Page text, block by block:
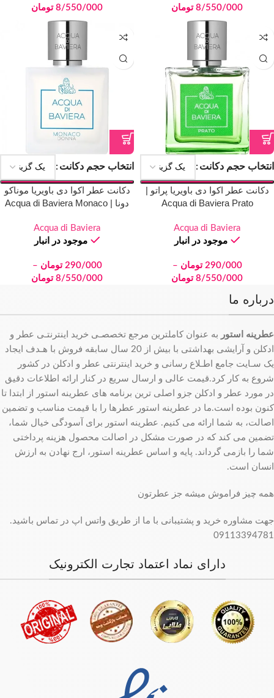
8/550/000 تومان
8/550/000 تومان
انتخاب حجم دکانت
دکانت عطر اکوا دی باویریا پراتو |
Acqua di Baviera Prato
Acqua di Baviera
موجود در انبار
290/000 تومان –
8/550/000 تومان
انتخاب حجم دکانت
دکانت عطر اکوا دی باویریا موناکو
دونا | Acqua di Baviera Monaco
Acqua di Baviera
موجود در انبار
290/000 تومان –
8/550/000 تومان
درباره ما
عطرینه استور به عنوان کاملترین مرجع تخصصـی خرید اینترنتـی عطر و
ادکلن و آرایشی بهداشتی با بیش از 20 سال سابقه فروش با هـدف ایجاد
یک سـایت جامع اطـلاع رسانی و خرید اینترنتی عطر و ادکلن در کشور
شروع به کار کرد.قیمت عالی و ارسال سریع در کنار ارائه اطلاعات دقیق
در مورد عطر و ادکلن جزو اصلی ترین برنامه های عطرینه استور از ابتدا تا
کنون بوده است.ما در عطرینه استور عطرها را با قیمت مناسب و تضمین
اصالت، به شما ارائه می کنیم. عطرینه استور برای آسودگی خیال شما،
تضمین می کند که در صورت مشکل در اصالت محصول هزینه پرداختی
شما را بازمی گرداند. پایه و اساس عطرینه استور، ارج نهادن به ارزش
انسان است.
همه چیز فراموش میشه جز عطرتون
جهت مشاوره خرید و پشتیبانی با ما از طریق واتس اپ در تماس باشید.
09113394781
دارای نماد اعتماد تجارت الکترونیک